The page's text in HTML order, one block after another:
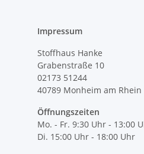
Impressum
Stoffhaus Hanke
Grabenstraße 10
02173 51244
40789 Monheim am Rhein
Öffnungszeiten
Mo. - Fr. 9:30 Uhr - 13:00
Di. 15:00 Uhr - 18:00 Uhr